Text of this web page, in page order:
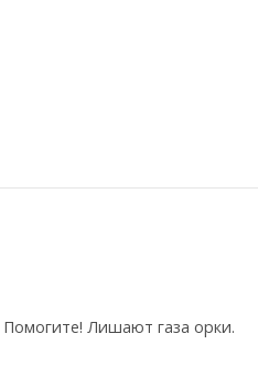
Помогите! Лишают газа орки.